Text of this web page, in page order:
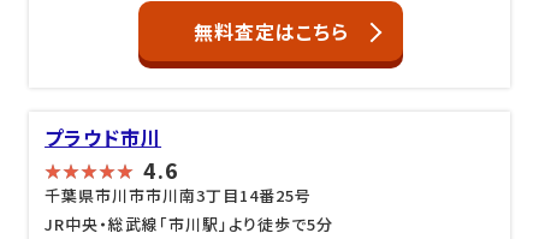
無料査定はこちら
プラウド市川
4.6
千葉県市川市市川南3丁目14番25号
JR中央・総武線「市川駅」より徒歩で5分